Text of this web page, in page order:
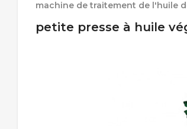
machine de traitement de l'huile
petite presse à huile